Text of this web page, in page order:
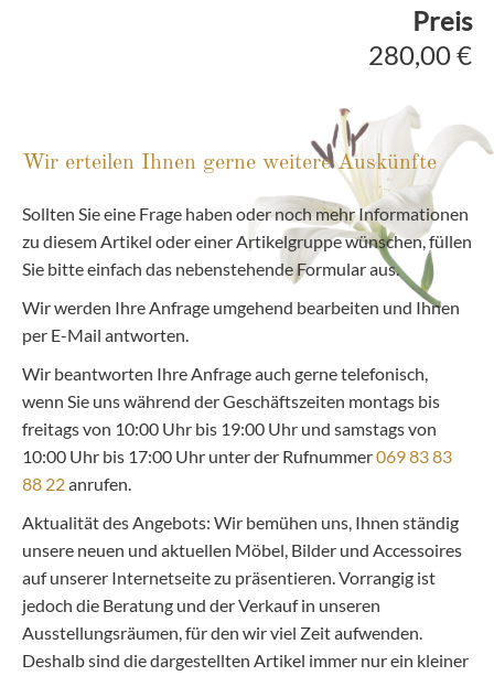
Preis
280,00 €
Wir erteilen Ihnen gerne weitere Auskünfte
Sollten Sie eine Frage haben oder noch mehr Informationen
zu diesem Artikel oder einer Artikelgruppe wünschen, füllen
Sie bitte einfach das nebenstehende Formular aus.
Wir werden Ihre Anfrage umgehend bearbeiten und Ihnen
per E-Mail antworten.
Wir beantworten Ihre Anfrage auch gerne telefonisch,
wenn Sie uns während der Geschäftszeiten montags bis
freitags von 10:00 Uhr bis 19:00 Uhr und samstags von
10:00 Uhr bis 17:00 Uhr unter der Rufnummer069 83 83
88 22anrufen.
Aktualität des Angebots: Wir bemühen uns, Ihnen ständig
unsere neuen und aktuellen Möbel, Bilder und Accessoires
auf unserer Internetseite zu präsentieren. Vorrangig ist
jedoch die Beratung und der Verkauf in unseren
Ausstellungsräumen, für den wir viel Zeit aufwenden.
Deshalb sind die dargestellten Artikel immer nur ein kleiner